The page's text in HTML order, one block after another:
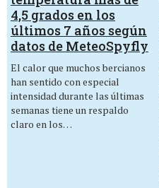
4,5 grados en los
últimos 7 años según
datos de MeteoSpyfly
El calor que muchos bercianos
han sentido con especial
intensidad durante las últimas
semanas tiene un respaldo
claro en los…